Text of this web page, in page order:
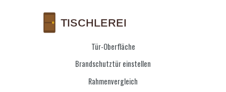
Tür-Oberfläche
Brandschutztür einstellen
Rahmenvergleich